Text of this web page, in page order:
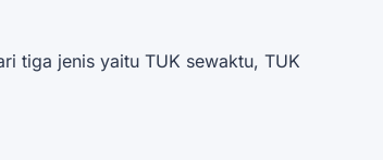
tiga jenis yaitu TUK sewaktu, TUK